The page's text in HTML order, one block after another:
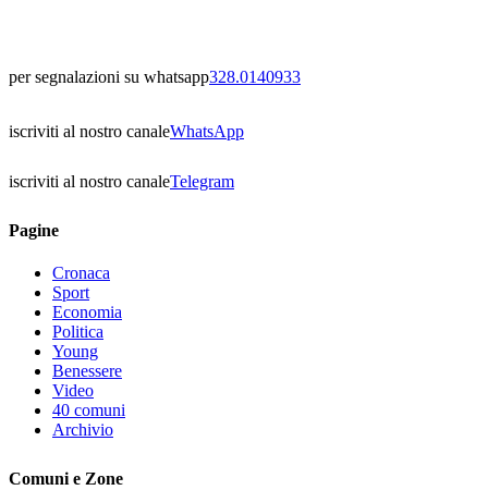
per segnalazioni su whatsapp328.0140933
iscriviti al nostro canaleWhatsApp
iscriviti al nostro canaleTelegram
Pagine
Cronaca
Sport
Economia
Politica
Young
Benessere
Video
40 comuni
Archivio
Comuni e Zone